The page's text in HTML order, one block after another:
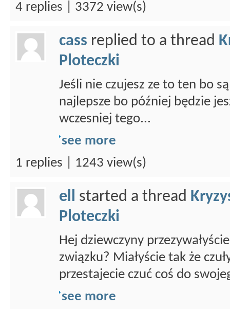
4 replies | 3372 view(s)
cass replied to a thread
Ploteczki
Jeśli nie czujesz ze to ten bo
najlepsze bo później będzie
wczesniej tego...
see more
1 replies | 1243 view(s)
ell started a thread
Ploteczki
Hej dziewczyny
związku? Miałyście tak że
przestajecie czuć coś do
see more